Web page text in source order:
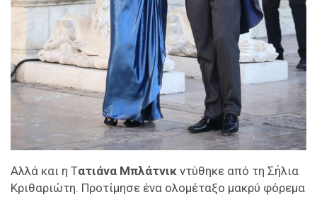
Αλλά και η Τατιάνα Μπλάτνικ ντύθηκε από τη Σήλια
Κριθαριώτη. Προτίμησε ένα ολομέταξο μακρύ φόρεμα